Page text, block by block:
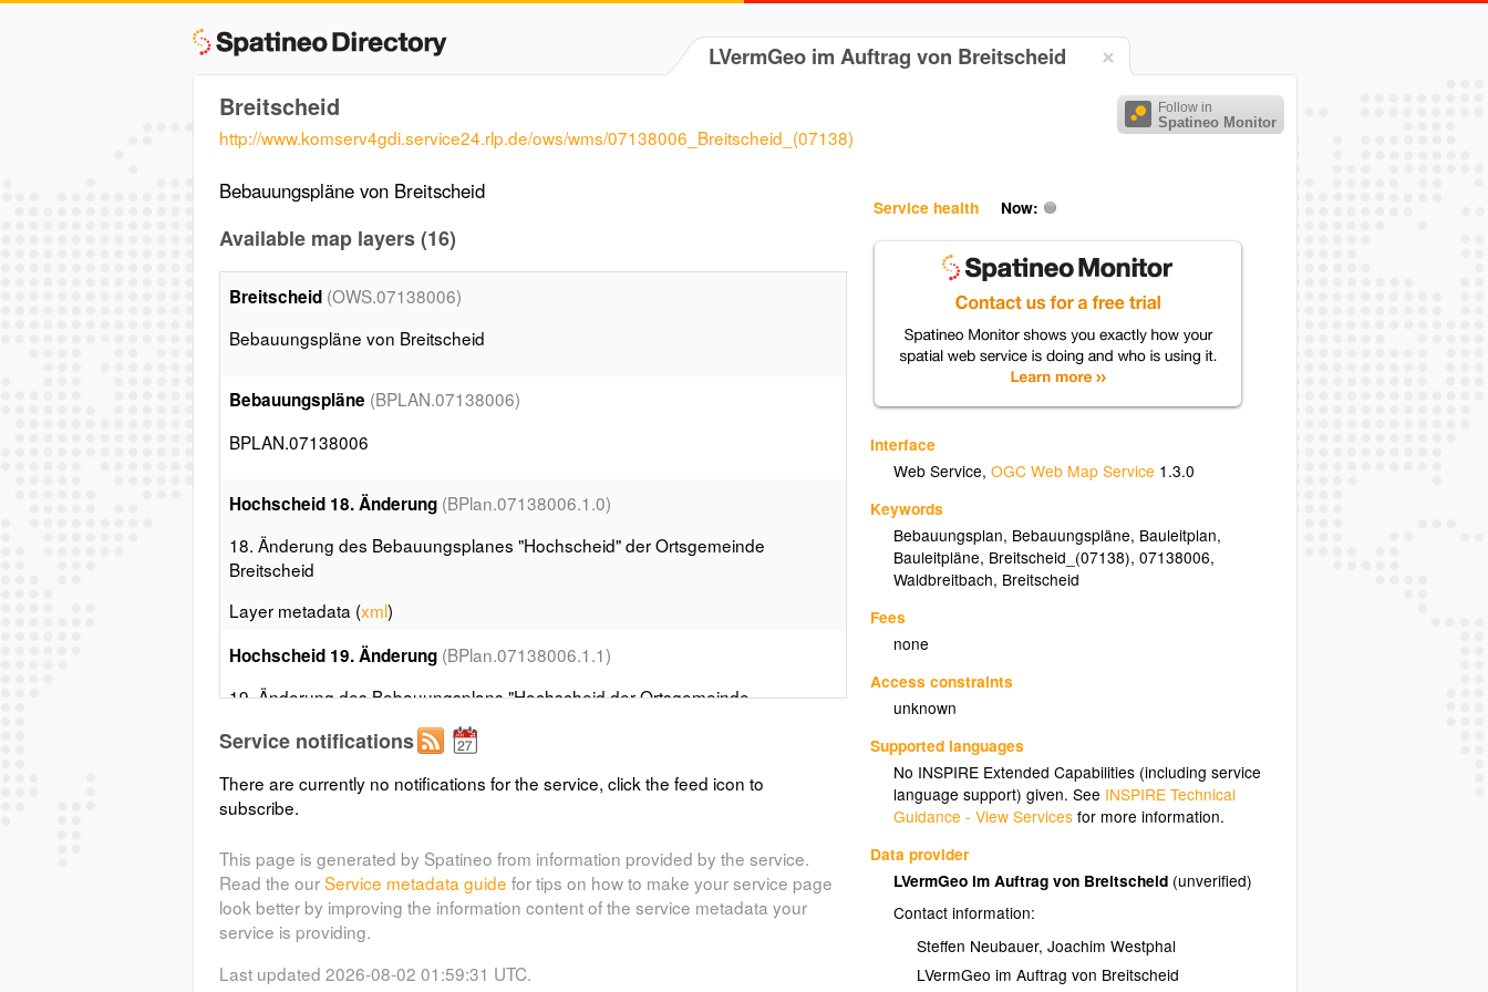
LVermGeo im Auftrag von Breitscheid
Follow in
Spatineo Monitor
Breitscheid
http://www.komserv4gdi.service24.rlp.de/ows/wms/07138006_Breitscheid_(07138)
Service health Now:
Interface
Web Service,OGC Web Map Service 1.3.0
Keywords
Bebauungsplan, Bebauungspläne, Bauleitplan,
Bauleitpläne, Breitscheid_(07138),07138006,
Waldbreitbach, Breitscheid
Fees
none
Access constraints
unknown
Supported languages
No INSPIRE Extended Capabilities (including service
language support) given. See INSPIRE Technical
Guidance - View Services for more information.
Data provider
LVermGeo im Auftrag von Breitscheid (unverified)
Contact information:
Steffen Neubauer, Joachim Westphal
LVermGeo im Auftrag von Breitscheid
Bebauungspläne von Breitscheid
Available map layers (16)
Breitscheid (OWS.07138006)
Bebauungspläne von Breitscheid
Bebauungspläne (BPLAN.07138006)
BPLAN.07138006
Hochscheid 18. Änderung (BPlan.07138006.1.0)
18. Änderung des Bebauungsplanes "Hochscheid" der Ortsgemeinde
Breitscheid
Layer metadata (xml)
Hochscheid 19. Änderung (BPlan.07138006.1.1)
19. Änderung des Bebauungsplans "Hochscheid der Ortsgemeinde
Hochscheid Teilweise Aufhebung
Bebauungsplan "Hochscheid" Teilweise Aufhebung
Layer metadata (xml )
Gewerbegebiet Nassen
Bebauungsplan Gewerbegebiet "Nassen" der Ortsgemeinde Breitscheid
Service notifications
There are currently no notifications for the service, click the feed icon to
subscribe.
This page is generated by Spatineo from information provided by the service.
Read the ourService metadata guide for tips on how to make your service page
look better by improving the information content of the service metadata your
service is providing.
Last updated 2026-08-02 01:59:31 UTC.